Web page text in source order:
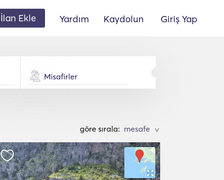
İlan Ekle Yardım Kaydolun Giriş Yap
Misafirler
göre sırala: >